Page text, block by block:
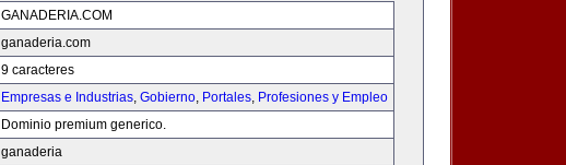
GANADERIA.COM
ganaderia.com
9 caracteres
Empresas e Industrias, Gobierno, Portales, Profesiones y Empleo
Dominio premium generico.
ganaderia